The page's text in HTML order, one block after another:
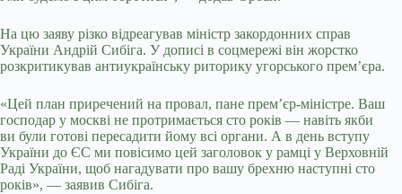
На цю заяву різко відреагував міністр закордонних справ
України Андрій Сибіга. У дописі в соцмережі він жорстко
розкритикував антиукраїнську риторику угорського прем’єра.
«Цей план приречений на провал, пане прем’єр-міністре. Ваш
господар у москві не протримається сто років — навіть якби
ви були готові пересадити йому всі органи. А в день вступу
України до ЄС ми повісимо цей заголовок у рамці у Верховній
Раді України, щоб нагадувати про вашу брехню наступні сто
років», — заявив Сибіга.